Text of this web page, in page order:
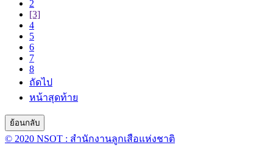
2
[3]
4
5
6
7
8
ถัดไป
หน้าสุดท้าย
© 2020 NSOT : สำนักงานลูกเสือแห่งชาติ